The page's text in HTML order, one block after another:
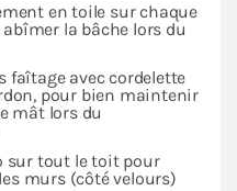
en toile sur chaque
la bâche lors du
faîtage avec cordelette
pour bien maintenir
mât lors du
sur tout le toit pour
murs (côté velours)